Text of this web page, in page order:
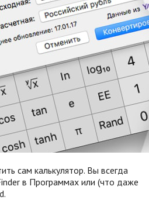
сам калькулятор. Вы всегда
в Программах или (что даже